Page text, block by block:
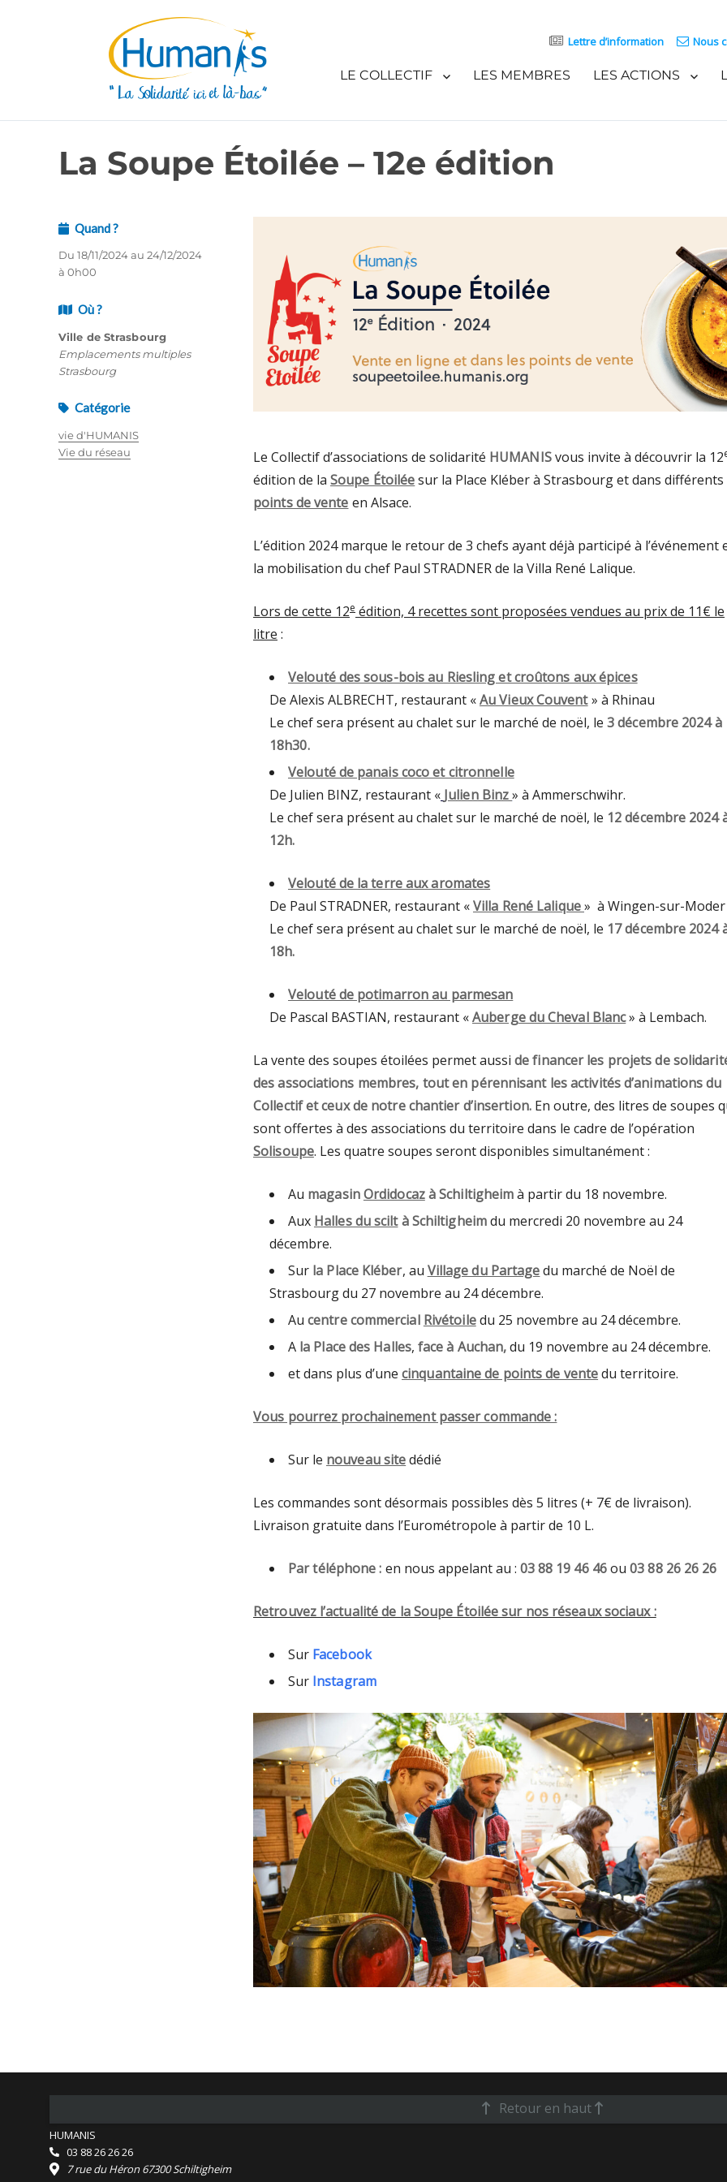
Lettre d’information Nous
LE COLLECTIF LES MEMBRES LES ACTIONS
La Soupe Étoilée – 12e édition
Le Collectif d’associations de solidarité HUMANISvous invite à découvrir la 12
édition de la Soupe Étoiléesur la Place Kléber à Strasbourg et dans différents
points de vente en Alsace.
L’édition 2024 marque le retour de 3 chefs ayant déjà participé à l’événement
la mobilisation du chef Paul STRADNER de la Villa René Lalique.
Lors de cette 12e édition, 4 recettes sont proposées vendues au prix de 11€ le
litre :
Velouté des sous-bois au Riesling et croûtons aux épices
De Alexis ALBRECHT, restaurant «Au Vieux Couvent» à Rhinau
Le chef sera présent au chalet sur le marché de noël, le 3 décembre 2024 à
18h30.
Velouté de panais coco et citronnelle
De Julien BINZ, restaurant « Julien Binz» à Ammerschwihr.
Le chef sera présent au chalet sur le marché de noël, le 12 décembre 2024
12h.
Velouté de la terre aux aromates
De Paul STRADNER, restaurant «Villa René Lalique» à Wingen-sur-Moder
Le chef sera présent au chalet sur le marché de noël, le 17 décembre 2024
18h.
Velouté de potimarron au parmesan
De Pascal BASTIAN, restaurant «Auberge du Cheval Blanc» à Lembach.
La vente des soupes étoilées permet aussi definancer les projets de
des associations membres, tout en pérennisant les activités d’animations du
Collectif et ceux de notre chantier d’insertion. En outre, des litres de soupes
sont offertes à des associations du territoire dans le cadre de l’opération
Solisoupe. Les quatre soupes seront disponibles simultanément :
Au magasinOrdidocazà Schiltigheimà partir du 18 novembre.
Aux Halles du sciltà Schiltigheimdu mercredi 20 novembre au 24
décembre.
Sur la Place Kléber, au Village du Partagedu marché de Noël de
Strasbourg du 27 novembre au 24 décembre.
Au centre commercial Rivétoiledu 25 novembre au 24 décembre.
A la Place des Halles, face à Auchan,du 19 novembre au 24 décembre.
et dans plus d’une cinquantaine de points de ventedu territoire.
Vous pourrez prochainement passer commande :
Sur le nouveau sitedédié
Les commandes sont désormais possibles dès 5 litres (+ 7€ de livraison).
Livraison gratuite dans l’Eurométropole à partir de 10 L.
Par téléphone : en nous appelant au : 03 88 19 46 46ou 03 88 26 26 26
Retrouvez l’actualité de la Soupe Étoilée sur nos réseaux sociaux :
Sur Facebook
Sur Instagram
Quand ?
Du 18/11/2024 au 24/12/2024
à 0h00
Où ?
Ville de Strasbourg
Emplacements multiples
Strasbourg
Catégorie
vie d'HUMANIS
Vie du réseau
Retour en haut
HUMANIS
03 88 26 26 26
7 rue du Héron 67300 Schiltigheim